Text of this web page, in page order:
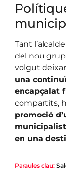
Tant l’alcalde
del nou
volgut
una
encapçalat
compartits,
promoció
en una
Paraules clau: